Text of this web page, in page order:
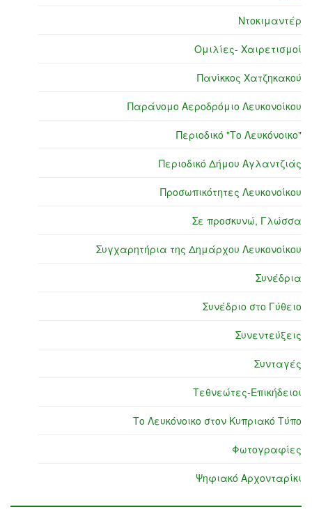
Ντοκιμαντέρ
Ομιλίες- Χαιρετισμοί
Πανίκκος Χατζηκακού
Παράνομο Αεροδρόμιο Λευκονοίκου
Περιοδικό "Το Λευκόνοικο"
Περιοδικό Δήμου Αγλαντζιάς
Προσωπικότητες Λευκονοίκου
Σε προσκυνώ, Γλώσσα
Συγχαρητήρια της Δημάρχου Λευκονοίκου
Συνέδρια
Συνέδριο στο Γύθειο
Συνεντεύξεις
Συνταγές
Τεθνεώτες-Επικήδειοι
Το Λευκόνοικο στον Κυπριακό Τύπο
Φωτογραφίες
Ψηφιακό Αρχονταρίκι